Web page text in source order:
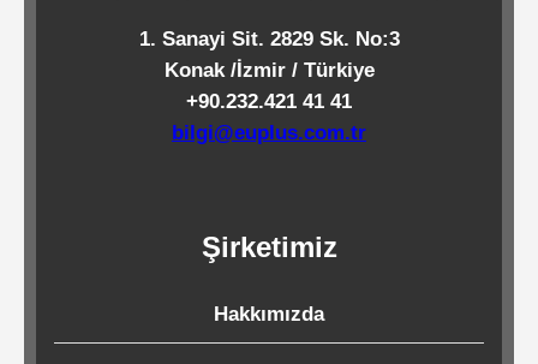
Temizlik
Kimyasalları
Endüstriyel
Temizlik
1. Sanayi Sit. 2829 Sk. No:3
Konak /İzmir / Türkiye
+90.232.421 41 41
bilgi@euplus.com.tr
Şirketimiz
Hakkımızda